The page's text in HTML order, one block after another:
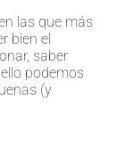
las que más
bien el
saber
podemos
(y